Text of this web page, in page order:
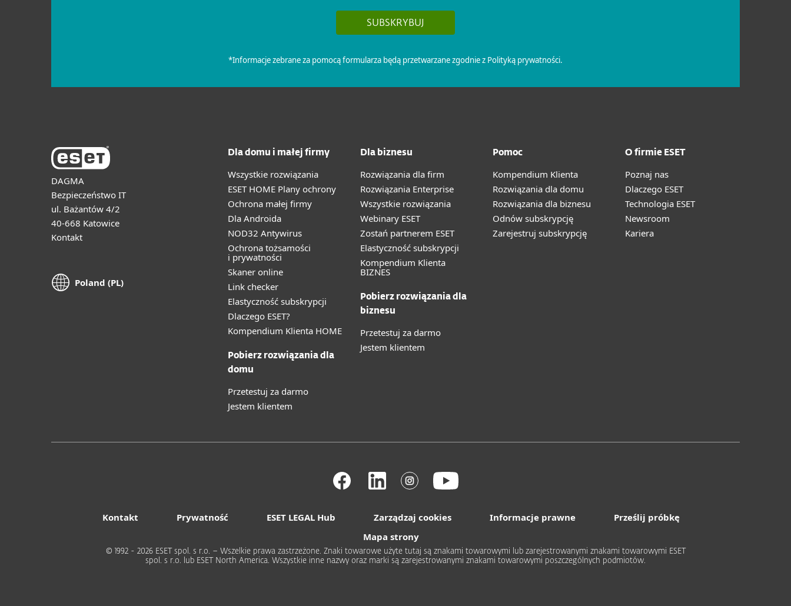
DAGMA
Bezpieczeństwo IT
ul. Bażantów 4/2
40-668 Katowice
Kontakt
Poland (PL)
Dla domu i małej firmy
Wszystkie rozwiązania
ESET HOME Plany ochrony
Ochrona małej firmy
Dla Androida
NOD32 Antywirus
Ochrona tożsamości
i prywatności
Skaner online
Link checker
Elastyczność subskrypcji
Dlaczego ESET?
Kompendium Klienta HOME
Pobierz rozwiązania dla
domu
Przetestuj za darmo
Jestem klientem
Dla biznesu
Rozwiązania dla firm
Rozwiązania Enterprise
Wszystkie rozwiązania
Webinary ESET
Zostań partnerem ESET
Elastyczność subskrypcji
Kompendium Klienta
BIZNES
Pobierz rozwiązania dla
biznesu
Przetestuj za darmo
Jestem klientem
Pomoc
Kompendium Klienta
Rozwiązania dla domu
Rozwiązania dla biznesu
Odnów subskrypcję
Zarejestruj subskrypcję
O firmie ESET
Poznaj nas
Dlaczego ESET
Technologia ESET
Newsroom
Kariera
Kontakt Prywatność ESET LEGAL Hub Zarządzaj cookies Informacje prawne
Prześlij próbkę
Mapa strony
© 1992 - 2026 ESET spol. s r.o. – Wszelkie prawa zastrzeżone. Znaki towarowe użyte tutaj są znakami towarowymi lub zarejestrowanymi znakami towarowymi ESET
spol. s r.o. lub ESET North America. Wszystkie inne nazwy oraz marki są zarejestrowanymi znakami towarowymi poszczególnych podmiotów.